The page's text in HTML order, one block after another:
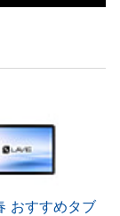
おすすめタブ